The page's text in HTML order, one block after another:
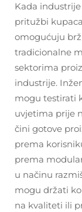
Kada
pritužbi
omogućuju
tradicionalne
sektorima
industrije.
mogu testirati
uvjetima prije
čini gotove
prema
prema
u načinu
mogu držati
na kvaliteti ili